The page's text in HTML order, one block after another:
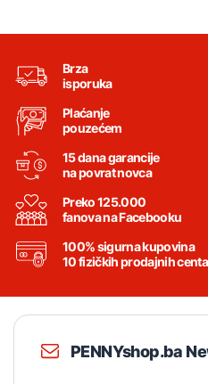
Brza
isporuka
Plaćanje
pouzećem
15 dana garancije
na povrat novca
Preko 125.000
fanova na Facebooku
100% sigurna kupovina
10 fizičkih prodajnih
PENNYshop.ba